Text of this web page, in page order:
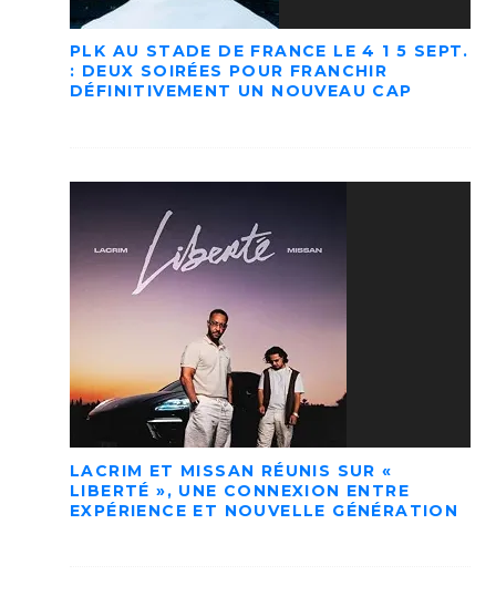
PLK AU STADE DE FRANCE LE 4 1 5 SEPT.
: DEUX SOIRÉES POUR FRANCHIR
DÉFINITIVEMENT UN NOUVEAU CAP
LACRIM ET MISSAN RÉUNIS SUR «
LIBERTÉ », UNE CONNEXION ENTRE
EXPÉRIENCE ET NOUVELLE GÉNÉRATION